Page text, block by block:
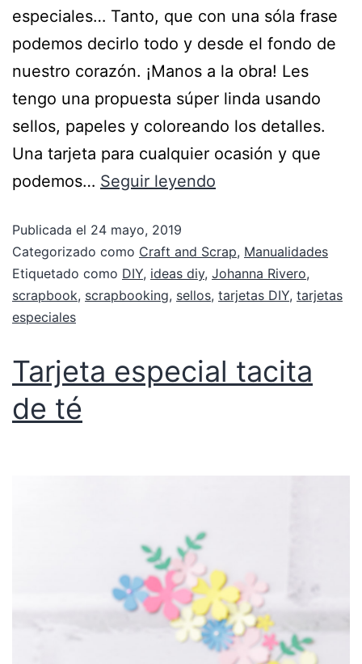
especiales… Tanto, que con una sóla frase
podemos decirlo todo y desde el fondo de
nuestro corazón. ¡Manos a la obra! Les
tengo una propuesta súper linda usando
sellos, papeles y coloreando los detalles.
Una tarjeta para cualquier ocasión y que
podemos… Seguir leyendo
Publicada el 24 mayo, 2019
Categorizado como Craft and Scrap, Manualidades
Etiquetado como DIY, ideas diy, Johanna Rivero,
scrapbook, scrapbooking, sellos, tarjetas DIY, tarjetas
especiales
Tarjeta especial tacita
de té